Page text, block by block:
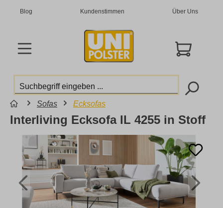
Blog Kundenstimmen Über Uns
Sofas Ecksofas
Interliving Ecksofa IL 4255 in Stoff